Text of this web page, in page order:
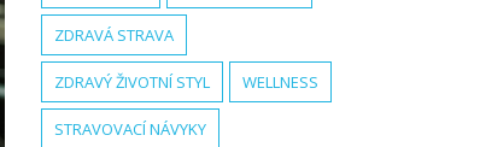
ZDRAVÁ STRAVA
ZDRAVÝ ŽIVOTNÍ STYL WELLNESS
STRAVOVACÍ NÁVYKY